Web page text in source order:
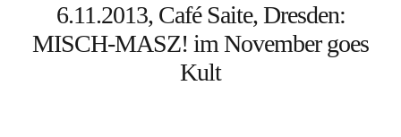
6.11.2013, Café Saite, Dresden:
MISCH-MASZ! im November goes
Kult